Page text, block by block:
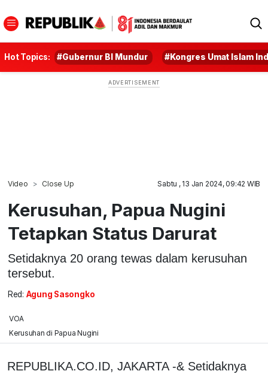
Hot Topics: #Gubernur BI Mundur #Kongres Umat Islam
Video Close Up Sabtu , 13 Jan 2024, 09:42 WIB
Kerusuhan, Papua Nugini
Tetapkan Status Darurat
Setidaknya 20 orang tewas dalam kerusuhan
tersebut.
Red: Agung Sasongko
VOA
Kerusuhan di Papua Nugini
REPUBLIKA.CO.ID, JAKARTA -& Setidaknya